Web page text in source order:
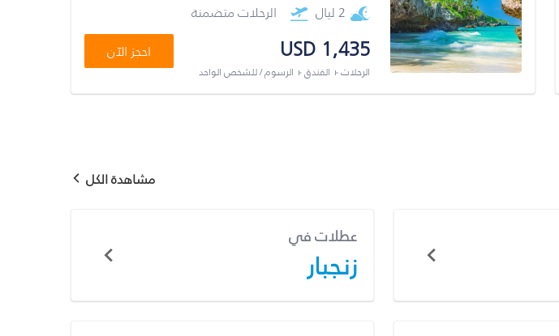
2 ليال الرحلات متضمنة
USD 1,435
الرحلات + الفندق + الرسوم / للشخص الواحد
احجز الآن
مشاهدة الكل
عطلات في
زنجبار